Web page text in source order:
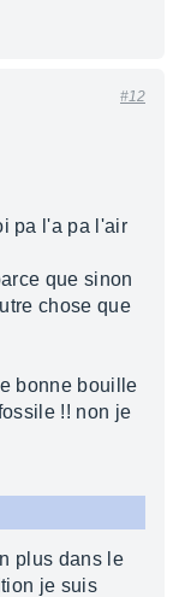
#12
pa l'a pa l'air
que sinon
chose que
bonne bouille
!! non je
plus dans le
je suis